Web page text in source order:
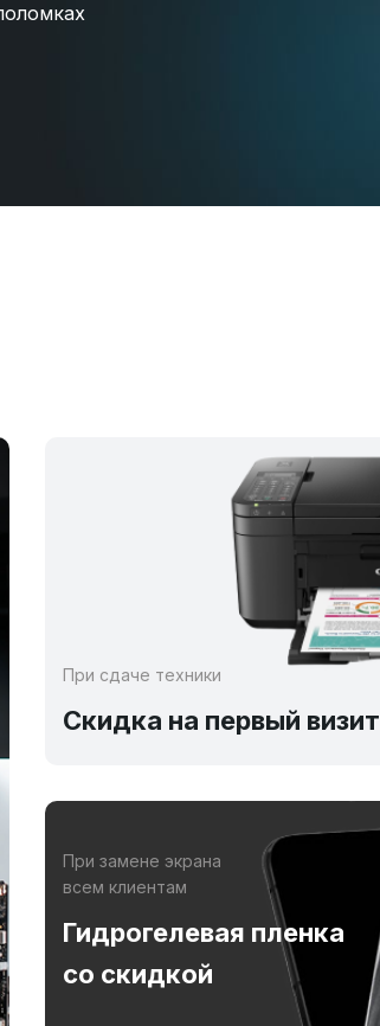
При сдаче техники
Скидка на первый визит
При замене экрана
всем клиентам
Гидрогелевая пленка
со скидкой